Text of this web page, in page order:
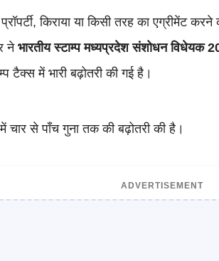
किराया या किसी तरह का एग्रीमेंट
नेभारतीय स्टाम्प मध्यप्रदेश संशोधन विधेयक
टैक्स में भारी बढ़ोतरी की गई है।
चार से पाँच गुना तक की बढ़ोतरी की है।
ADVERTISEMENT